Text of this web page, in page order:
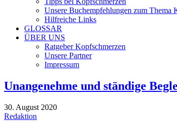
Unsere Buchempfehlungen zum Thema
Hilfreiche Links
GLOSSAR
ÜBER UNS
Ratgeber Kopfschmerzen
Unsere Partner
Impressum
Unangenehme und ständige
30. August 2020
Redaktion